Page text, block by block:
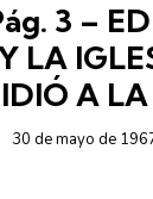
3 –
LA
A
30 de mayo de